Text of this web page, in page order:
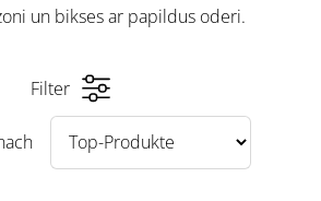
un bikses ar papildus oderi.
Filter